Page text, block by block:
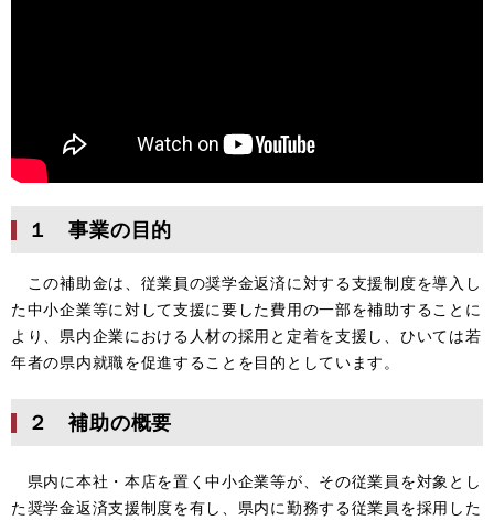
１ 事業の目的
この補助金は、従業員の奨学金返済に対する支援制度を導入し
た中小企業等に対して支援に要した費用の一部を補助することに
より、県内企業における人材の採用と定着を支援し、ひいては若
年者の県内就職を促進することを目的としています。
２ 補助の概要
県内に本社・本店を置く中小企業等が、その従業員を対象とし
た奨学金返済支援制度を有し、県内に勤務する従業員を採用した